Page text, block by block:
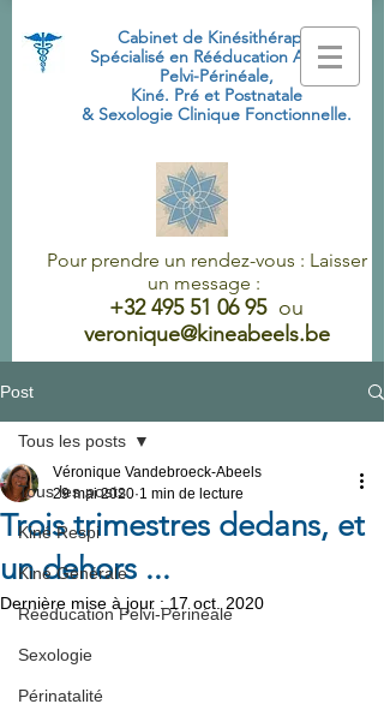
Cabinet de Kinésithérapie
Spécialisé en Rééducation Abdo-
Pelvi-Périnéale,
Kiné. Pré et Postnatale
& Sexologie Clinique Fonctionnelle.
Pour prendre un rendez-vous : Laisser
un message :
+32 495 51 06 95 ou
veronique@kineabeels.be
Post
Tous les posts
Kiné Respi
Kiné Générale
Rééducation Pelvi-Périnéale
Sexologie
Périnatalité
Tous les posts
Trois trimestres dedans, et
un dehors ...
Véronique Vandebroeck-Abeels
29 mai 2020 1 min de lecture
Dernière mise à jour : 17 oct. 2020